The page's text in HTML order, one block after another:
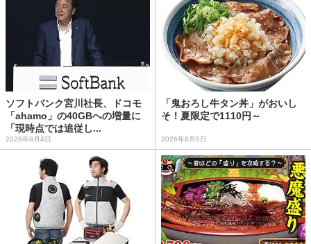
ソフトバンク宮川社長、ドコモ
「ahamo」の40GBへの増量に
「現時点では追従し...
2026年8月4日
「鬼おろし牛タン丼」がおいし
そ！夏限定で1110円～
2026年8月5日